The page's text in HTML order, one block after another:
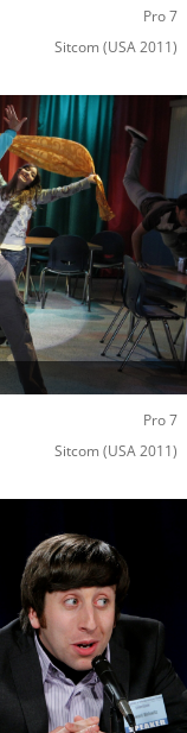
Pro 7
Sitcom (USA 2011)
Pro 7
Sitcom (USA 2011)